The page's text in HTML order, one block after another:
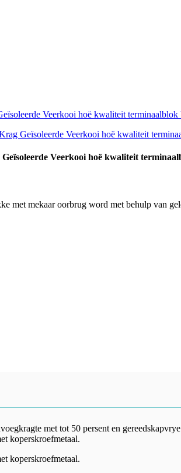
Veerkooi hoë kwaliteit
met mekaar oorbrug word met behulp van
met tot 50 persent en
koperskroefmetaal.
koperskroefmetaal.